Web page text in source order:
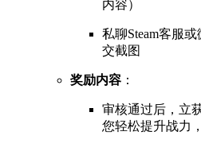
内容）
私聊Steam客服
交截图
奖励内容 ：
审核通过后，立
您轻松提升战力